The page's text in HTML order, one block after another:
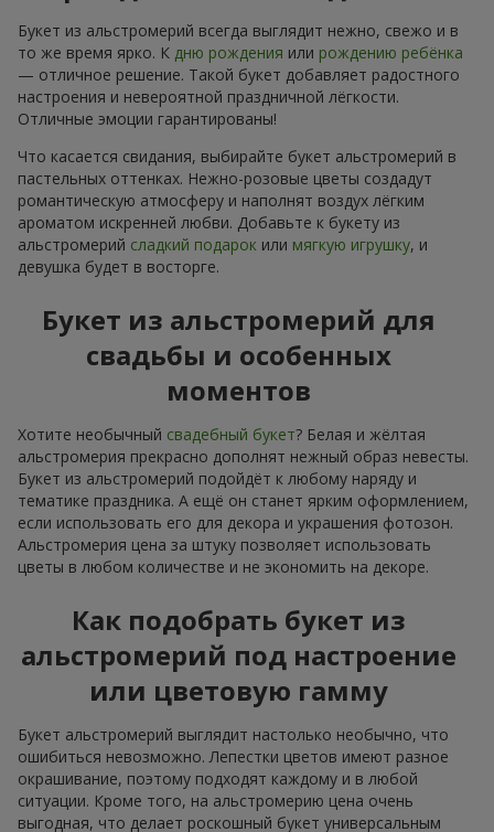
Букет из альстромерий всегда выглядит нежно, свежо и в
то же время ярко. К дню рождения или рождению ребёнка
— отличное решение. Такой букет добавляет радостного
настроения и невероятной праздничной лёгкости.
Отличные эмоции гарантированы!
Что касается свидания, выбирайте букет альстромерий в
пастельных оттенках. Нежно-розовые цветы создадут
романтическую атмосферу и наполнят воздух лёгким
ароматом искренней любви. Добавьте к букету из
альстромерий сладкий подарок или мягкую игрушку, и
девушка будет в восторге.
Букет из альстромерий для
свадьбы и особенных
моментов
Хотите необычный свадебный букет? Белая и жёлтая
альстромерия прекрасно дополнят нежный образ невесты.
Букет из альстромерий подойдёт к любому наряду и
тематике праздника. А ещё он станет ярким оформлением,
если использовать его для декора и украшения фотозон.
Альстромерия цена за штуку позволяет использовать
цветы в любом количестве и не экономить на декоре.
Как подобрать букет из
альстромерий под настроение
или цветовую гамму
Букет альстромерий выглядит настолько необычно, что
ошибиться невозможно. Лепестки цветов имеют разное
окрашивание, поэтому подходят каждому и в любой
ситуации. Кроме того, на альстромерию цена очень
выгодная, что делает роскошный букет универсальным